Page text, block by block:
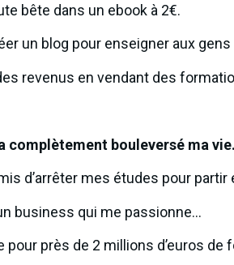
bête dans un ebook à 2€.
un blog pour enseigner aux
revenus en vendant des
complètement bouleversé ma vie.
d’arrêter mes études pour
business qui me passionne…
pour près de 2 millions d’euros de